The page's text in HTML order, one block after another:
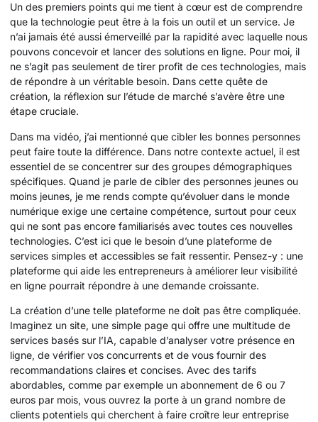
Un des premiers points qui me tient à cœur est de comprendre
que la technologie peut être à la fois un outil et un service. Je
n’ai jamais été aussi émerveillé par la rapidité avec laquelle nous
pouvons concevoir et lancer des solutions en ligne. Pour moi, il
ne s’agit pas seulement de tirer profit de ces technologies, mais
de répondre à un véritable besoin. Dans cette quête de
création, la réflexion sur l’étude de marché s’avère être une
étape cruciale.
Dans ma vidéo, j’ai mentionné que cibler les bonnes personnes
peut faire toute la différence. Dans notre contexte actuel, il est
essentiel de se concentrer sur des groupes démographiques
spécifiques. Quand je parle de cibler des personnes jeunes ou
moins jeunes, je me rends compte qu’évoluer dans le monde
numérique exige une certaine compétence, surtout pour ceux
qui ne sont pas encore familiarisés avec toutes ces nouvelles
technologies. C’est ici que le besoin d’une plateforme de
services simples et accessibles se fait ressentir. Pensez-y : une
plateforme qui aide les entrepreneurs à améliorer leur visibilité
en ligne pourrait répondre à une demande croissante.
La création d’une telle plateforme ne doit pas être compliquée.
Imaginez un site, une simple page qui offre une multitude de
services basés sur l’IA, capable d’analyser votre présence en
ligne, de vérifier vos concurrents et de vous fournir des
recommandations claires et concises. Avec des tarifs
abordables, comme par exemple un abonnement de 6 ou 7
euros par mois, vous ouvrez la porte à un grand nombre de
clients potentiels qui cherchent à faire croître leur entreprise